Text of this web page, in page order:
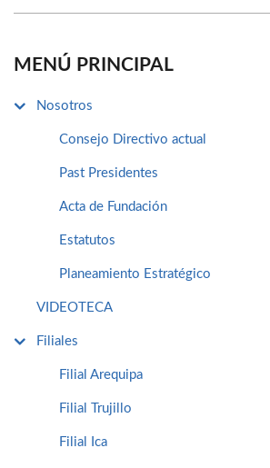
MENÚ PRINCIPAL
Nosotros
Consejo Directivo actual
Past Presidentes
Acta de Fundación
Estatutos
Planeamiento Estratégico
VIDEOTECA
Filiales
Filial Arequipa
Filial Trujillo
Filial Ica